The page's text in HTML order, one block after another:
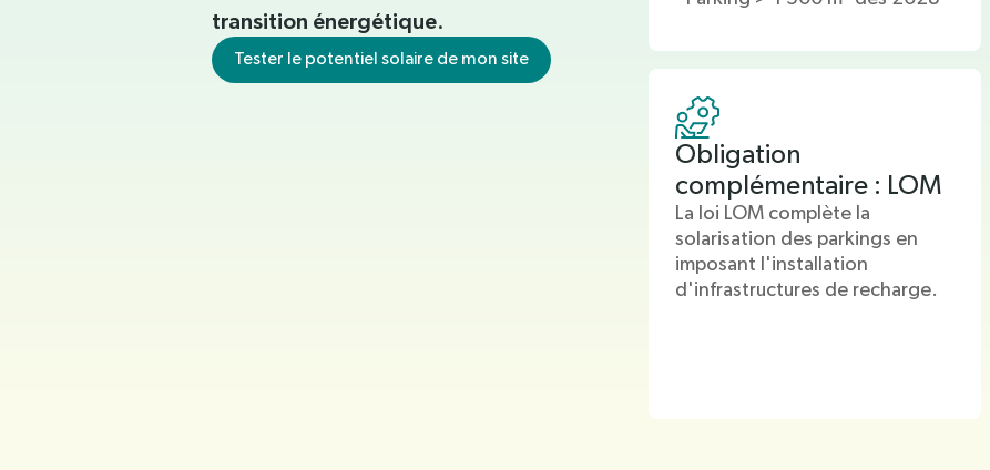
transition énergétique.
Tester le potentiel solaire de mon site
Obligation
complémentaire : LOM
La loi LOM complète la
solarisation des parkings en
imposant l'installation
d'infrastructures de recharge.